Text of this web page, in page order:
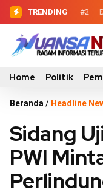
TRENDING #2
#3
Home Politik
Beranda / Headline
Sidang
PWI